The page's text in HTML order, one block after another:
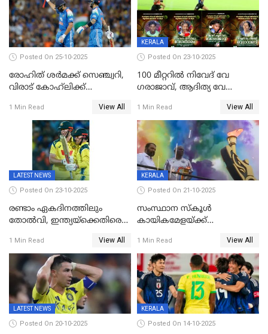
Posted On 25-10-2025
രോഹിത് ശർമക്ക് സെഞ്ച്വറി,
വിരാട് കോഹ്‍ലിക്ക്
മുൻനായകരുടെ മികവിൽ
ഓസീസിനെതിരെ ഉജ്ജ്വല
1 Min Read View All
KERALA
Posted On 23-10-2025
100 മീറ്ററിൽ നിവേദ് വേ​
ഗരാജാവ്, ആദിത്യ വേ​
ബോയ്സിലും സബ്‌ജൂനിയർ
ഗേൾസിലും റെക്കോർഡോടെ
സ്വർണം, ദേവപ്രിയ 87ലെ
റെക്കോർഡ് തിരുത്തി
1 Min Read View All
LATEST NEWS
Posted On 23-10-2025
രണ്ടാം ഏകദിനത്തിലും
തോൽവി, ഇന്ത്യയ്‌ക്കെതിരെ
1 Min Read View All
KERALA
Posted On 21-10-2025
സംസ്ഥാന സ്കൂൾ
കായികമേളയ്ക്ക്
ഒളിംപിക്‌സിന്റെ ഉദ്‌ഘാടനം
നിർവഹിച്ച് ധനമന്ത്രി K N
ബാലഗോപാൽ;ദീപശിഖ
തെളിയിച്ച് I M വിജയൻ
1 Min Read View All
LATEST NEWS
Posted On 20-10-2025
KERALA
Posted On 14-10-2025